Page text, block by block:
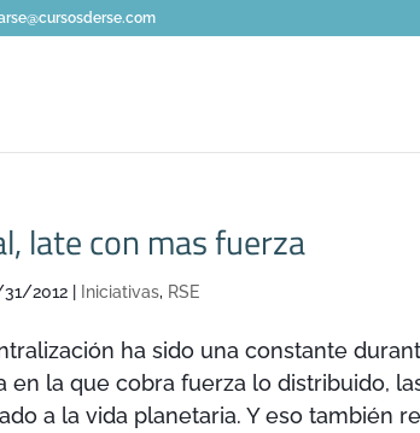
late con mas fuerza
2012 Iniciativas, RSE
ha sido una constante
en la que cobra fuerza lo distribuido,
a la vida planetaria. Y eso también